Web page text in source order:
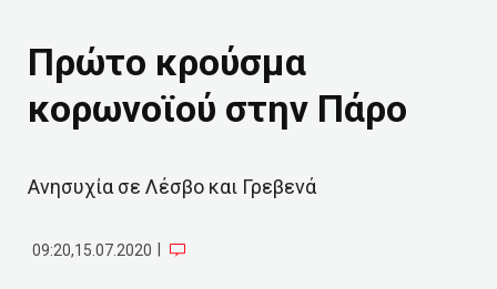
Πρώτο κρούσμα
κορωνοϊού στην Πάρο
Ανησυχία σε Λέσβο και Γρεβενά
09:20,15.07.2020